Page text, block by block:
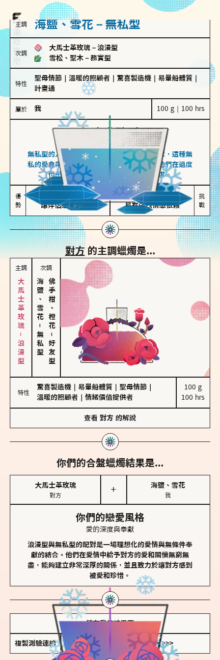
主調 海鹽、雪花－無私型
次調
大馬士革玫瑰 － 浪漫型
雪松、聖木 － 務實型
特性
聖母情節 溫暖的照顧者 驚喜製造機 易暈船體質
計畫通
屬於 我 100 g｜100 hrs
無私型
海鹽、雪花
無私型的人傾向用心呵護、滿足另一半的需求，這種無
私的愛會帶來緊密的關係連結，但也可能讓他們在過度
付出中迷失自我，忽略自己真正的需求。
優
勢
讓伴侶感受到關懷
較難設立界線
易有強烈情感依賴
挑
戰
對方的主調蠟燭是...
主調
大馬士革玫瑰－浪漫型
次調
海鹽、雪花
－
無私型
佛手柑、橙花
－
好友型
特性
驚喜製造機 易暈船體質 聖母情節
溫暖的照顧者
情緒價值提供者
100 g
100 hrs
查看 對方 的解說
你們的合盤蠟燭結果是...
大馬士革玫瑰
對方
＋
海鹽、雪花
我
你們的戀愛風格
愛的深度與奉獻
浪漫型與無私型的配對是一場理想化的愛情與無條件奉
獻的結合。他們在愛情中給予對方的愛和關懷無窮無
盡，能夠建立非常深厚的關係，並且致力於讓對方感到
被愛和珍惜。
儲存我的結果圖
複製測驗連結 查看香氛類型全解析 >>>